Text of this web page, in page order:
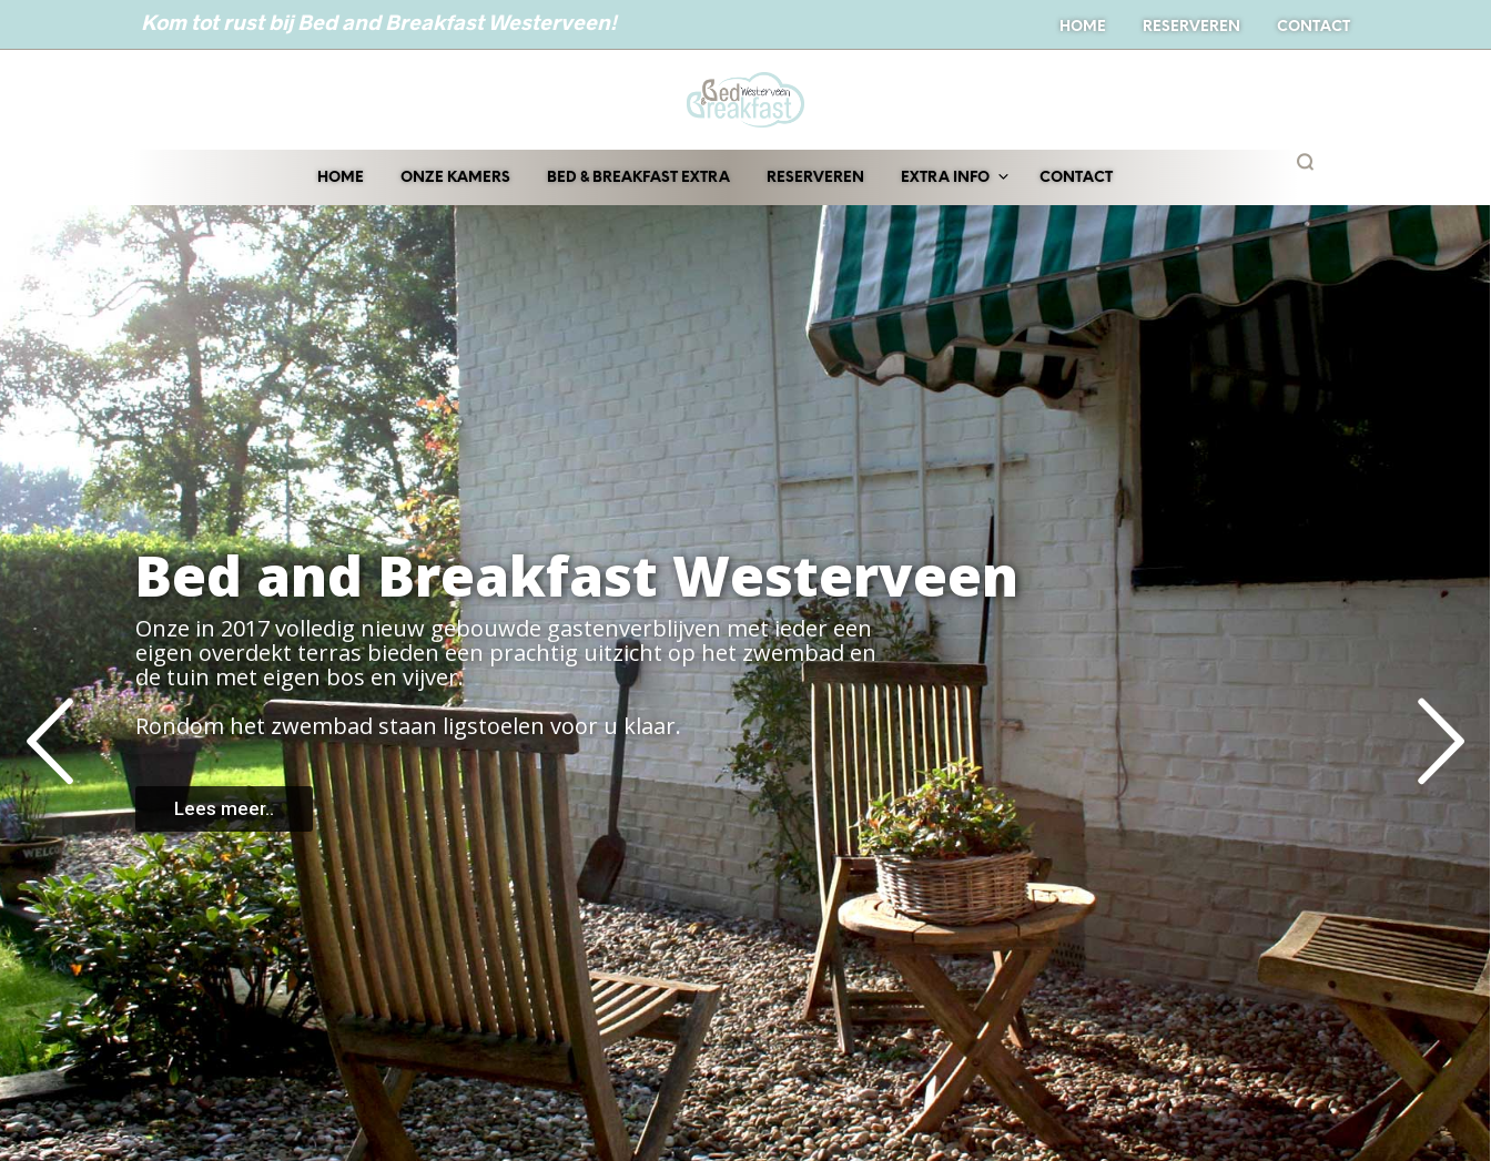
Kom tot rust bij Bed and Breakfast Westerveen! HOME RESERVEREN CONTACT
HOME ONZE KAMERS BED & BREAKFAST EXTRA RESERVEREN EXTRA INFO CONTACT
Contact met ons opnemen?
Heeft u vragen dan helpen wij u graag.
U kunt de contactgegevens gebruiken of
u kunt ons contactformulier gebruiken.